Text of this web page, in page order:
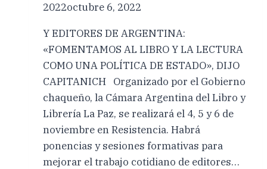
2022octubre 6, 2022
Y EDITORES DE ARGENTINA:
«FOMENTAMOS AL LIBRO Y LA LECTURA
COMO UNA POLÍTICA DE ESTADO», DIJO
CAPITANICH Organizado por el Gobierno
chaqueño, la Cámara Argentina del Libro y
Librería La Paz, se realizará el 4, 5 y 6 de
noviembre en Resistencia. Habrá
ponencias y sesiones formativas para
mejorar el trabajo cotidiano de editores…